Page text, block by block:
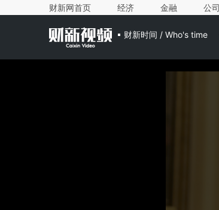
财新网首页 经济 金融 公司
财新时间 / Who's time